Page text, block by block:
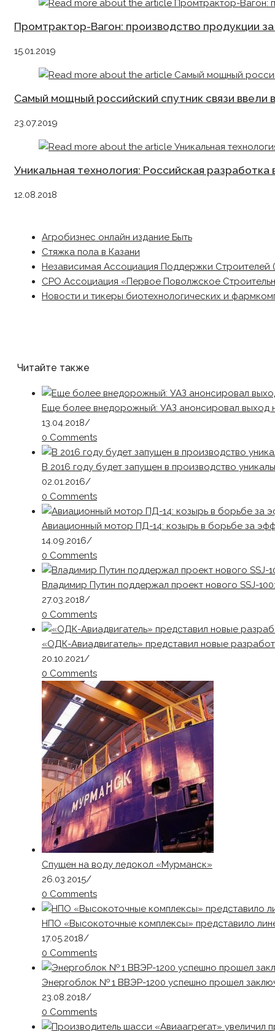
Промтрактор-Вагон: производство продукции
15.01.2019
Самый мощный российский спутник связи ввели
23.07.2019
Уникальная технология: Российская
12.08.2018
Агробизнес онлайн издание Быть
Стяжка пола в Казани
Независимая Ассоциация Поддержки Строителей
СРО Ассоциация «Первое Поволжское
Новости и тикеры биотехнологических и
Читайте также
Еще более внедорожный: УАЗ анонсировал выход
13.04.2018/
0 Comments
В 2016 году будет запущен в производство
02.01.2016/
0 Comments
Авиационный мотор ПД-14: козырь в борьбе за
14.09.2016/
0 Comments
Владимир Путин поддержал проект нового SSJ-
27.03.2018/
0 Comments
«ОДК-Авиадвигатель» представил новые
20.10.2021/
0 Comments
Спущен на воду ледокол «Мурманск»
26.03.2015/
0 Comments
НПО «Высокоточные комплексы» представило
17.05.2018/
0 Comments
Энергоблок № 1 ВВЭР-1200 успешно прошел
23.08.2018/
0 Comments